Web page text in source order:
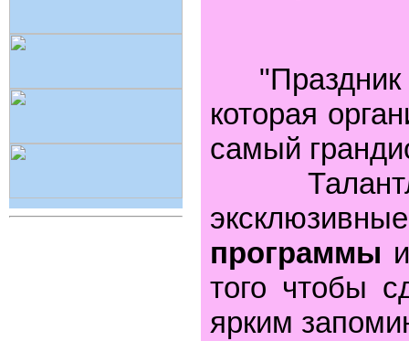
"Праздник
которая
самый
программы
того чтобы
ярким